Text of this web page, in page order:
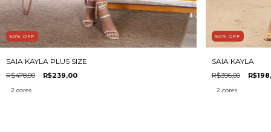
50% OFF
SAIA KAYLA PLUS SIZE
R$478,00 R$239,00
2 cores
50% OFF
SAIA KAYLA
R$396,00
2 cores